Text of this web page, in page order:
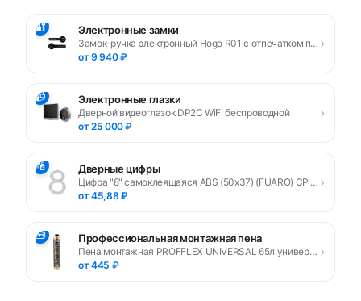
🔐 Электронные замки
Замок-ручка электронный Hogo R01 с отпечатком пальца, черный
от 9 940 ₽
›
📹 Электронные глазки
Дверной видеоглазок DP2C WiFi беспроводной
от 25 000 ₽
›
🔢 Дверные цифры
Цифра "8" самоклеящаяся ABS (50х37) (FUARO) CP хром
от 45,88 ₽
›
🧰 Профессиональная монтажная пена
Пена монтажная PROFFLEX UNIVERSAL 65л универсальная
от 445 ₽
›